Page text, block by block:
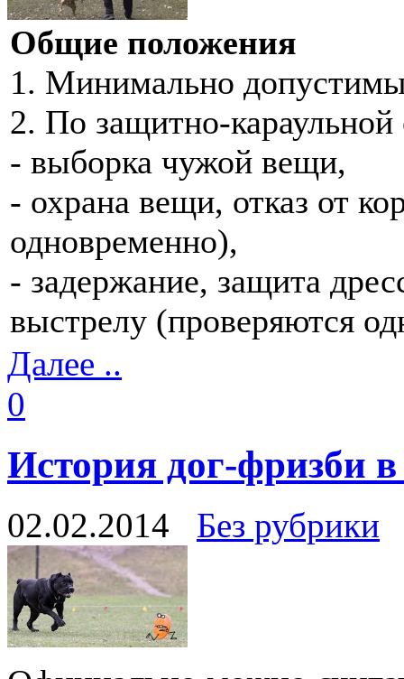
Общие положения
1. Минимально
2. По защитно-
- выборка чужой вещи,
- охрана вещи, отказ от
одновременно),
- задержание, защита
выстрелу (проверяются
Далее ..
0
История дог-фризби
02.02.2014 Без рубрики